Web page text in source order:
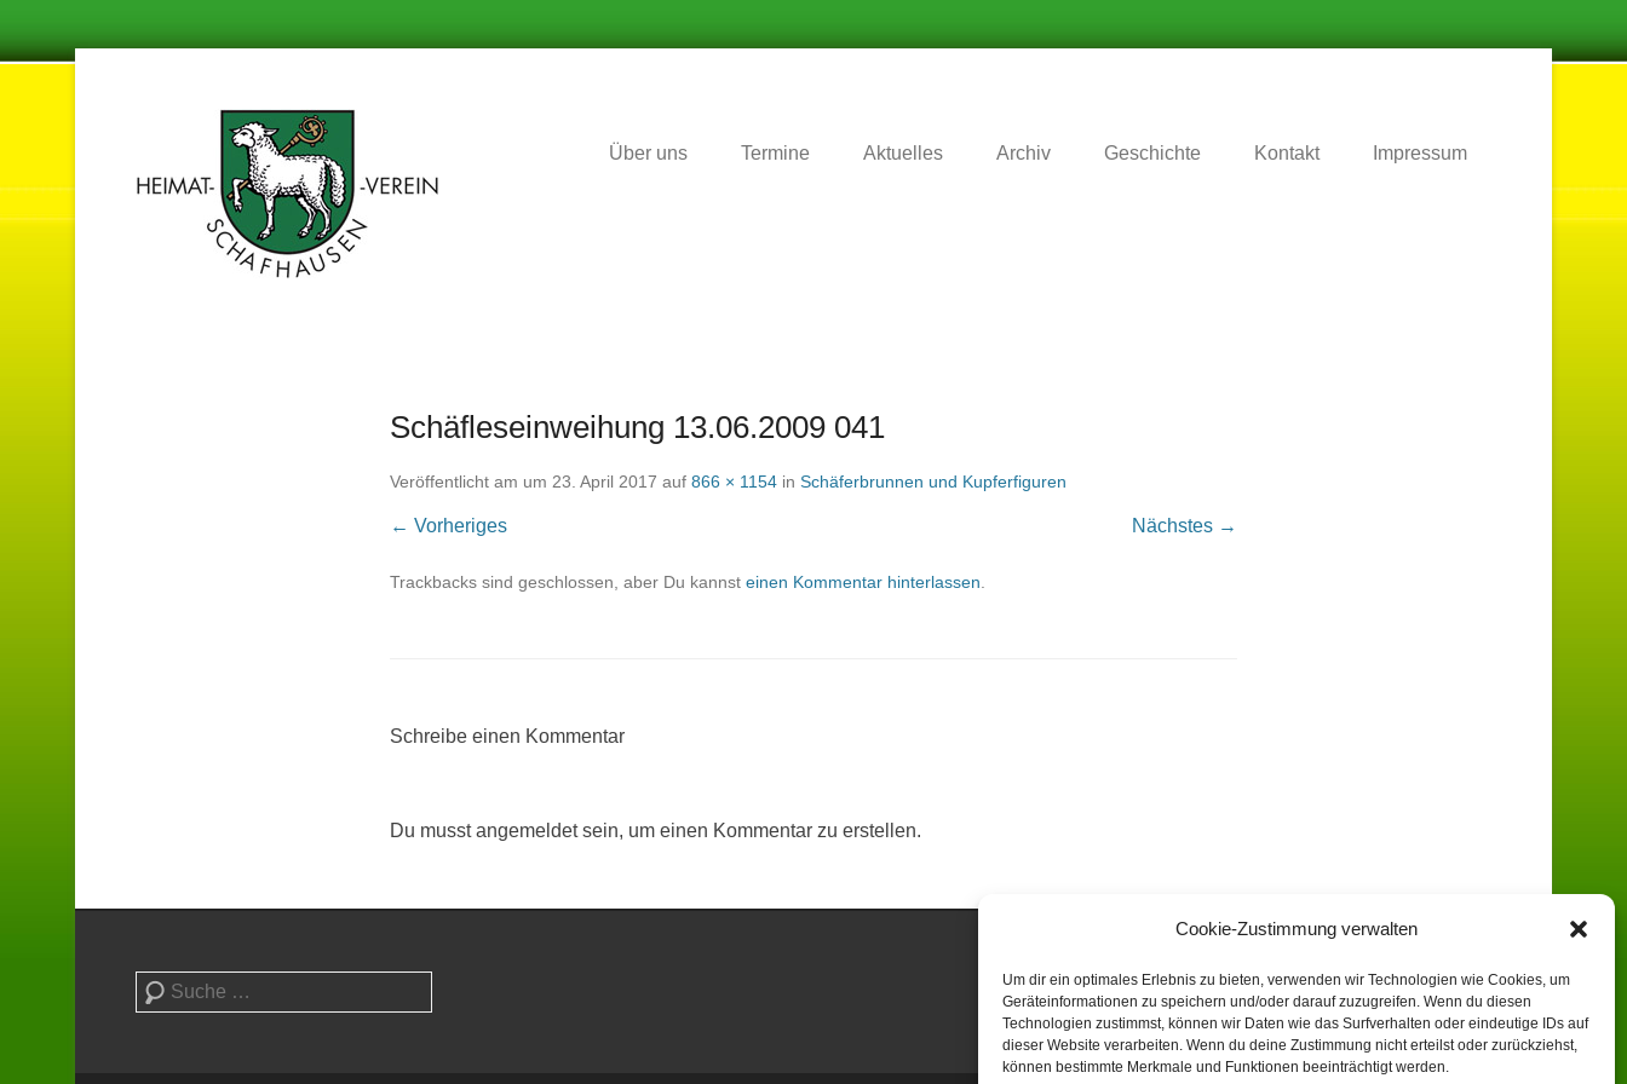
Cookie-Zustimmung verwalten
Um dir ein optimales Erlebnis zu bieten, verwenden wir Technologien wie Cookies, um
Geräteinformationen zu speichern und/oder darauf zuzugreifen. Wenn du diesen
Technologien zustimmst, können wir Daten wie das Surfverhalten oder eindeutige IDs auf
dieser Website verarbeiten. Wenn du deine Zustimmung nicht erteilst oder zurückziehst,
können bestimmte Merkmale und Funktionen beeinträchtigt werden.
Über uns Termine Aktuelles Archiv Geschichte Kontakt Impressum
Schäfleseinweihung 13.06.2009 041
Veröffentlicht am um 23. April 2017 auf 866 × 1154 in Schäferbrunnen und Kupferfiguren
← Vorheriges Nächstes →
Trackbacks sind geschlossen, aber Du kannst einen Kommentar hinterlassen
Schreibe einen Kommentar
Du musst angemeldet sein, um einen Kommentar zu erstellen.
Suchen